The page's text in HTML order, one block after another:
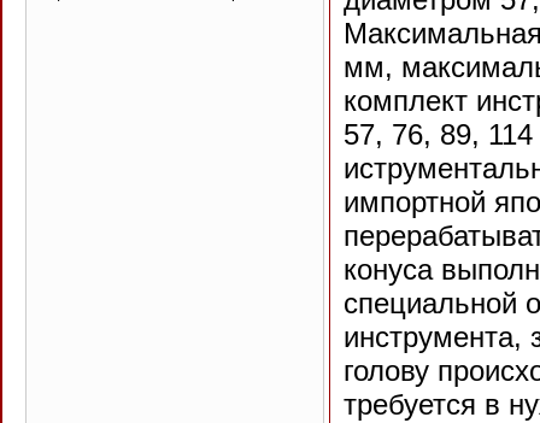
мм,
комплект
57, 76, 89,
импортной
конуса
специальной
инструмента,
голову
требуется в